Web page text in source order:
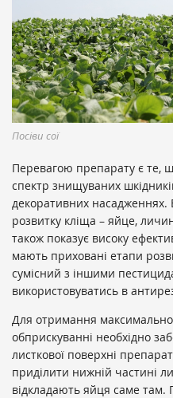
Посіви сої
Перевагою препарату є те,
спектр знищуваних
декоративних насадженнях.
розвитку кліща – яйце,
також показує високу
мають приховані етапи
сумісний з іншими
використовуватись в
Для отримання
обприскуванні необхідно
листкової поверхні
приділити нижній частині
відкладають яйця саме там.